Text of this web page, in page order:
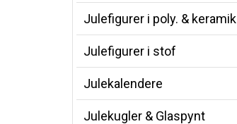
Julefigurer i poly. & keramik
Julefigurer i stof
Julekalendere
Julekugler & Glaspynt